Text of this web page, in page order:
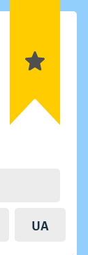
UA